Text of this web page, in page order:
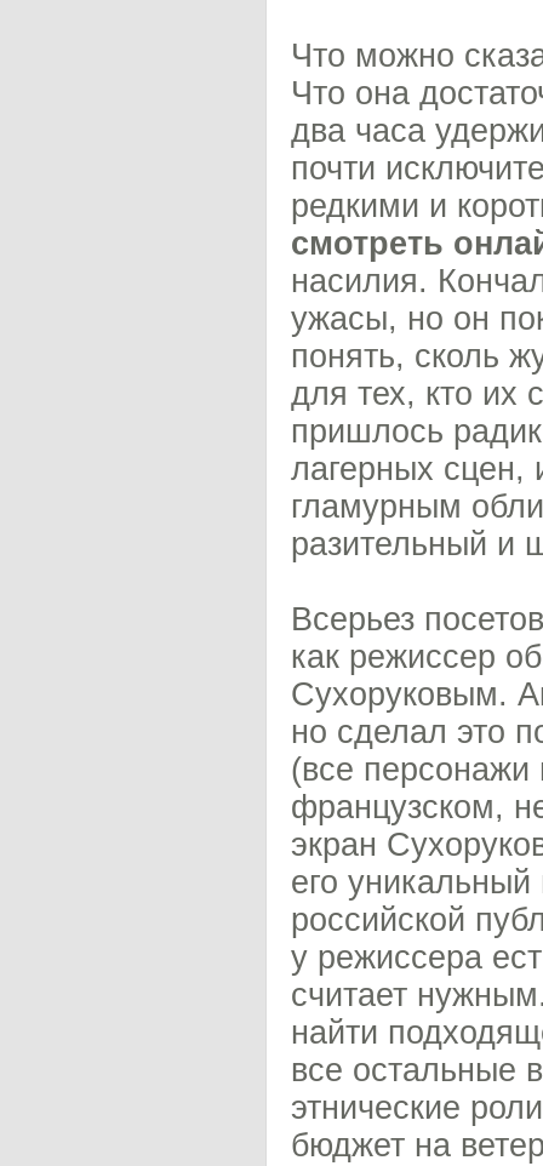
Что можно
Что она
два часа
почти
редкими и
смотреть
насилия.
ужасы, но он
понять, сколь
для тех, кто
пришлось
лагерных сцен,
гламурным
разительный и
Всерьез
как режиссер
Сухоруковым.
но сделал это
(все персонажи
французском,
экран
его уникальный
российской
у режиссера
считает
найти
все остальные
этнические
бюджет на